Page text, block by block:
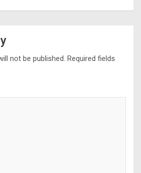
not be published. Required fields